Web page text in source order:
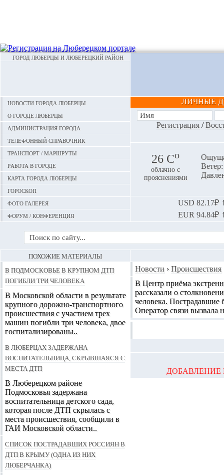
ГОРОД ЛЮБЕРЦЫ И ЛЮБЕРЕЦКИЙ РАЙОН
Новости города Люберцы
О городе Люберцы
Администрация города
Телефонный справочник
Транспорт / маршруты
Работа в городе
Карта города Люберцы
Гороскоп
Фото галерея
Форум / конференция
ЛИЧНЫЕ
Регистрация/
26 Сo
облачно с
прояснениями
USD 82.17₽
EUR 94.84₽
Новости › Происшествия
В Центр приёма
рассказали о
человека.
Оператор связи
ДОБАВЛЕНИЕ
ПОХОЖИЕ МАТЕРИАЛЫ
В Подмосковье в крупном ДТП
погибли три человека
В Московской области в результате
крупного дорожно-транспортного
происшествия с участием трех
машин погибли три человека, двое
госпитализированы..
В Люберцах задержана
воспитательница, скрывшаяся с
места ДТП
В Люберецком районе
Подмосковья задержана
воспитательница детского сада,
которая после ДТП скрылась с
места происшествия, сообщили в
ГАИ Московской области..
Список пострадавших россиян в
ДТП в Крыму (Одна из них
Люберчанка)